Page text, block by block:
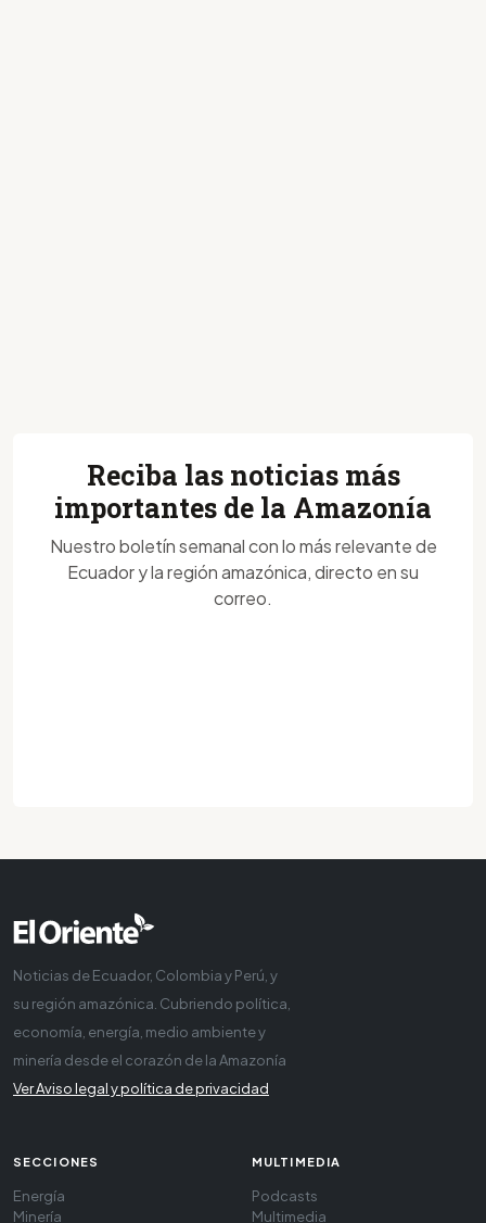
Reciba las noticias más
importantes de la Amazonía
Nuestro boletín semanal con lo más relevante de
Ecuador y la región amazónica, directo en su
correo.
Noticias de Ecuador, Colombia y Perú, y
su región amazónica. Cubriendo política,
economía, energía, medio ambiente y
minería desde el corazón de la Amazonía
Ver Aviso legal y política de privacidad
SECCIONES
Energía
Minería
MULTIMEDIA
Podcasts
Multimedia